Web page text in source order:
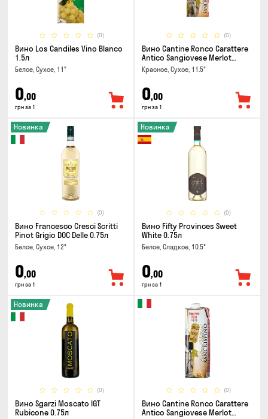
(0)
Вино Los Candiles Vino Blanco
1.5л
Белое, Сухое, 11°
0,00
грн за 1
(0)
Вино Cantine Ronco Carattere
Antico Sangiovese Merlot
Rubicone IGT 0.25л
Красное, Сухое, 11.5°
0,00
грн за 1
(0)
Новинка
Вино Francesco Cresci Scritti
Pinot Grigio DOC Delle 0.75л
Белое, Сухое, 12°
0,00
грн за 1
(0)
Новинка
Вино Fifty Provinces Sweet
White 0.75л
Белое, Сладкое, 10.5°
0,00
грн за 1
(0)
Новинка
Вино Sgarzi Moscato IGT
Rubicone 0.75л
(0)
Вино Cantine Ronco Carattere
Antico Sangiovese Merlot